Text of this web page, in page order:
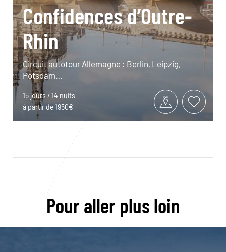
Confidences d’Outre-
Rhin
Circuit autotour Allemagne : Berlin, Leipzig,
Potsdam…
15 jours / 14 nuits
à partir de 1950€
Pour aller plus loin